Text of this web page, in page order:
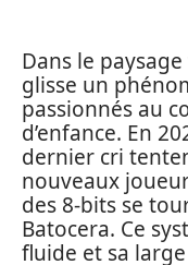
Dans le
glisse un
passionnés au
d’enfance. En
dernier cri
nouveaux
des 8-bits se
Batocera. Ce
fluide et sa